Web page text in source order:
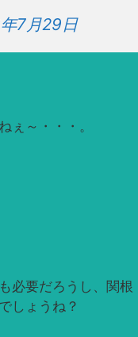
7月29日
ぇ～・・・。
必要だろうし、関根
しょうね？